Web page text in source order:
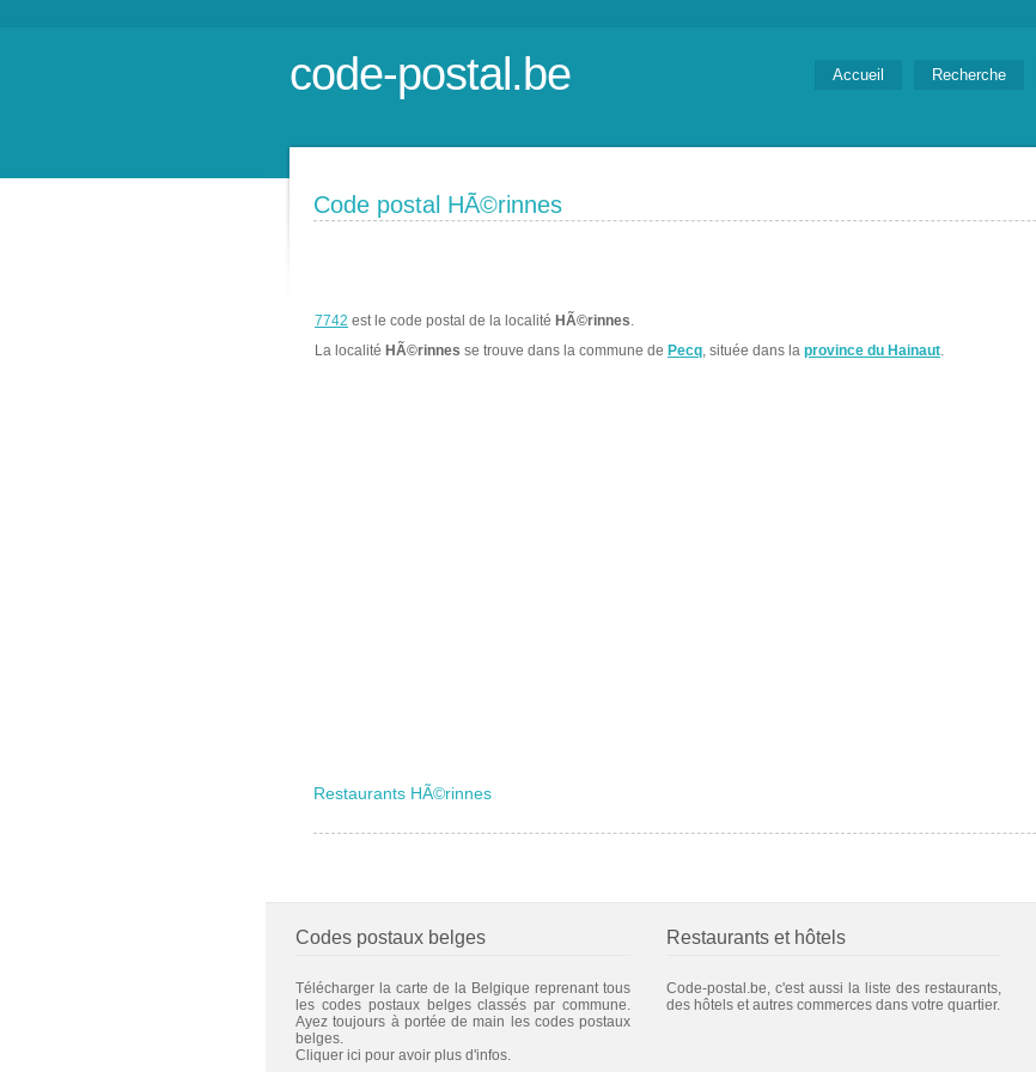
code-postal.be Accueil Recherche
Code postal HÃ©rinnes
7742 est le code postal de la localité HÃ©rinnes.
La localité HÃ©rinnes se trouve dans la commune de Pecq, située dans la province du Hainaut.
Restaurants HÃ©rinnes
Codes postaux belges
Télécharger la carte de la Belgique reprenant tous
les codes postaux belges classés par commune.
Ayez toujours à portée de main les codes postaux
belges.
Cliquer ici pour avoir plus d'infos.
Restaurants et hôtels
Code-postal.be, c'est aussi la liste des restaurants,
des hôtels et autres commerces dans votre quartier.